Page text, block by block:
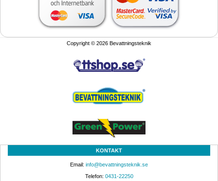
Copyright © 2026 Bevattningsteknik
KONTAKT
Email: info@bevattningsteknik.se
Telefon: 0431-22250